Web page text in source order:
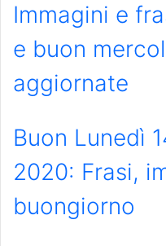
Immagini e
e buon
aggiornate
Buon Lunedì
2020: Frasi,
buongiorno